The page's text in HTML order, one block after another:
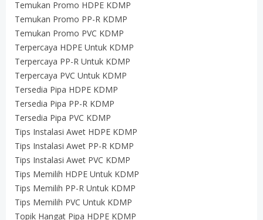
Temukan Promo HDPE KDMP
Temukan Promo PP-R KDMP
Temukan Promo PVC KDMP
Terpercaya HDPE Untuk KDMP
Terpercaya PP-R Untuk KDMP
Terpercaya PVC Untuk KDMP
Tersedia Pipa HDPE KDMP
Tersedia Pipa PP-R KDMP
Tersedia Pipa PVC KDMP
Tips Instalasi Awet HDPE KDMP
Tips Instalasi Awet PP-R KDMP
Tips Instalasi Awet PVC KDMP
Tips Memilih HDPE Untuk KDMP
Tips Memilih PP-R Untuk KDMP
Tips Memilih PVC Untuk KDMP
Topik Hangat Pipa HDPE KDMP